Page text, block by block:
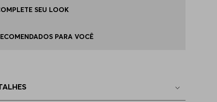
- M
- XL
SEU LOOK
PARA VOCÊ